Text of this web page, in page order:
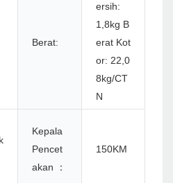
Berat:
ersih:
1,8kg B
erat Kot
or: 22,0
8kg/CT
N
Kepala
Pencet
akan ：
150KM